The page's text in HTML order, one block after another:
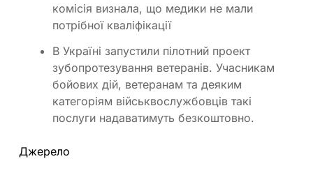
комісія визнала, що медики не мали
потрібної кваліфікації
В Україні запустили пілотний проект
зубопротезування ветеранів. Учасникам
бойових дій, ветеранам та деяким
категоріям військвослужбовців такі
послуги надаватимуть безкоштовно.
Джерело